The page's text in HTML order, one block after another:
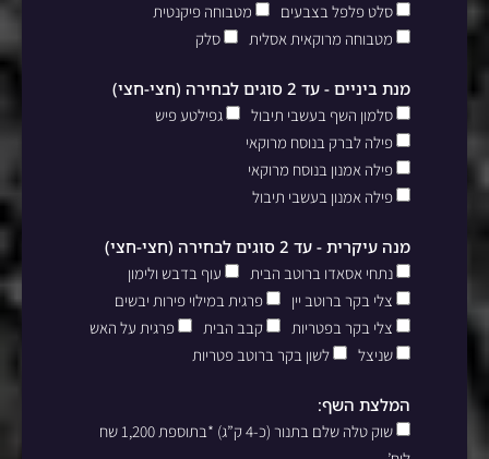
סלט פלפל בצבעים
מטבוחה פיקנטית
מטבוחה מרוקאית אסלית
סלק
מנת ביניים - עד 2 סוגים לבחירה (חצי-חצי)
סלמון השף בעשבי תיבול
גפילטע פיש
פילה לברק בנוסח מרוקאי
פילה אמנון בנוסח מרוקאי
פילה אמנון בעשבי תיבול
מנה עיקרית - עד 2 סוגים לבחירה (חצי-חצי)
נתחי אסאדו ברוטב הבית
עוף בדבש ולימון
צלי בקר ברוטב יין
פרגית במילוי פירות יבשים
צלי בקר בפטריות
קבב הבית
פרגית על האש
שניצל
לשון בקר ברוטב פטריות
המלצת השף:
שוק טלה שלם בתנור (כ-4 ק”ג) *בתוספת 1,200 שח